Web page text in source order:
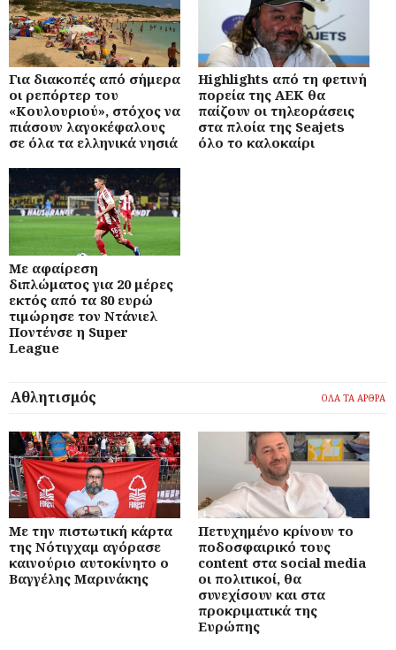
Για διακοπές από σήμερα
οι ρεπόρτερ του
«Κουλουριού», στόχος να
πιάσουν λαγοκέφαλους
σε όλα τα ελληνικά νησιά
Highlights από τη φετινή
πορεία της ΑΕΚ θα
παίζουν οι τηλεοράσεις
στα πλοία της Seajets
όλο το καλοκαίρι
Με αφαίρεση
διπλώματος για 20 μέρες
εκτός από τα 80 ευρώ
τιμώρησε τον Ντάνιελ
Ποντένσε η Super
League
Αθλητισμός ΟΛΑ ΤΑ ΑΡΘΡΑ
Με την πιστωτική κάρτα
της Νότιγχαμ αγόρασε
καινούριο αυτοκίνητο ο
Βαγγέλης Μαρινάκης
Πετυχημένο κρίνουν το
ποδοσφαιρικό τους
content στα social media
οι πολιτικοί, θα
συνεχίσουν και στα
προκριματικά της
Ευρώπης